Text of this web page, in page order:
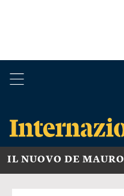
IL NUOVO DE MAURO